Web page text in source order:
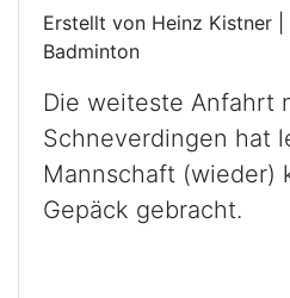
Erstellt von Heinz Kistner |
Badminton
Die weiteste Anfahrt
Schneverdingen hat
Mannschaft (wieder)
Gepäck gebracht.